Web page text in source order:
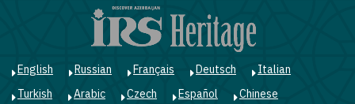
English Russian Français Deutsch
Italian
Turkish
Arabic Czech Español
Chinese